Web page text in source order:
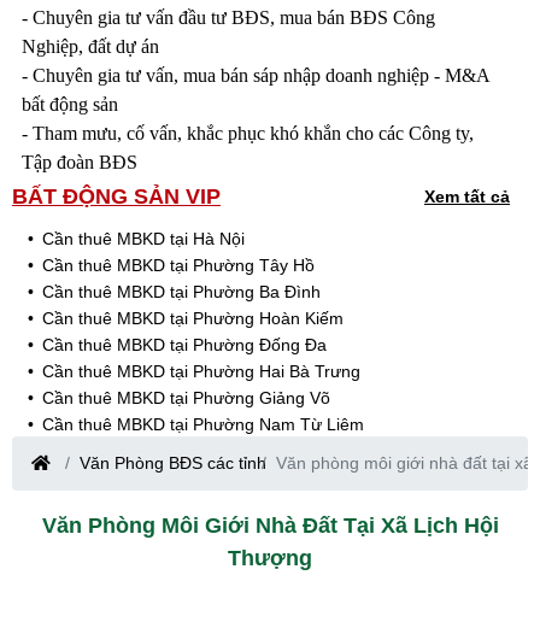
- Chuyên gia tư vấn đầu tư BĐS, mua bán BĐS Công
Nghiệp, đất dự án
- Chuyên gia tư vấn, mua bán sáp nhập doanh nghiệp - M&A
bất động sản
- Tham mưu, cố vấn, khắc phục khó khắn cho các Công ty,
Tập đoàn BĐS
BẤT ĐỘNG SẢN VIP Xem tất cả
Cần thuê MBKD tại Hà Nội
Cần thuê MBKD tại Phường Tây Hồ
Cần thuê MBKD tại Phường Ba Đình
Cần thuê MBKD tại Phường Hoàn Kiếm
Cần thuê MBKD tại Phường Đống Đa
Cần thuê MBKD tại Phường Hai Bà Trưng
Cần thuê MBKD tại Phường Giảng Võ
Cần thuê MBKD tại Phường Nam Từ Liêm
Cần thuê MBKD tại Phường Cầu Giấy
Cần thuê MBKD tại Phường Thanh Xuân
Cần thuê MBKD tại Phường Hà Đông
Cần thuê MBKD tại Phường Hoàng Mai
Văn Phòng BĐS các tỉnh Văn phòng môi giới nhà đất tại xã
Văn Phòng Môi Giới Nhà Đất Tại Xã Lịch Hội
Thượng